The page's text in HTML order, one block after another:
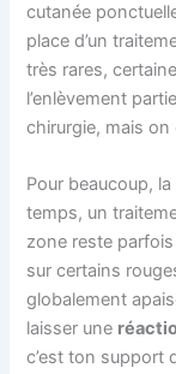
cutanée
place d’un
très rares,
l’enlèvement
chirurgie, mais
Pour beaucoup,
temps, un
zone reste
sur certains
globalement
laisser une
c’est ton support